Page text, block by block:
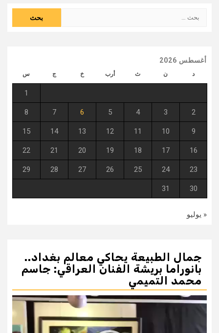
أغسطس 2026
د ن ث أرب خ ج س
1
2
3
4
5
6
7
8
9
10
11
12
13
14
15
16
17
18
19
20
21
22
23
24
25
26
27
28
29
30
31
« يوليو
جمال الطبيعة يحاكي معالم بغداد..
بانوراما بريشة الفنان العراقي: جاسم
محمد التميمي
مشغل
الفيديو